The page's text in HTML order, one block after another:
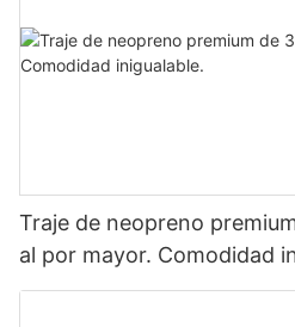
Traje de neopreno
al por mayor. Comodidad